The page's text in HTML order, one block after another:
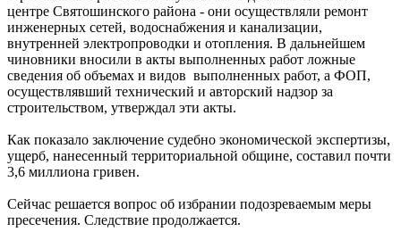
центре Святошинского района - они осуществляли ремонт
инженерных сетей, водоснабжения и канализации,
внутренней электропроводки и отопления. В дальнейшем
чиновники вносили в акты выполненных работ ложные
сведения об объемах и видов выполненных работ, а ФОП,
осуществлявший технический и авторский надзор за
строительством, утверждал эти акты.
Как показало заключение судебно экономической экспертизы,
ущерб, нанесенный территориальной общине, составил почти
3,6 миллиона гривен.
Сейчас решается вопрос об избрании подозреваемым меры
пресечения. Следствие продолжается.